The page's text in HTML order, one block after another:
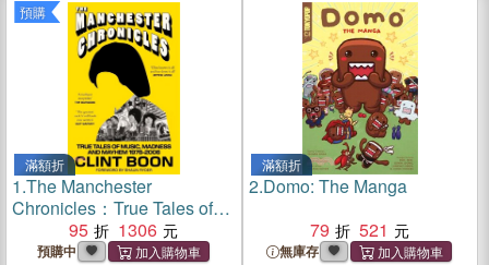
預購
滿額折
1.The Manchester
Chronicles：True Tales of
Music, Madness and
Mayhem 1976 - 2006
95 1306
預購中
滿額折
2.Domo: The Manga
79
521
無庫存